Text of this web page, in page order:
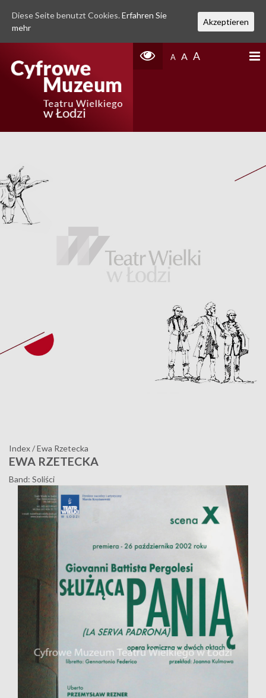
A A A
Index/Ewa Rzetecka
EWA RZETECKA
Band: Soliści
Diese Seite benutzt Cookies. Erfahren Sie
mehr
Akzeptieren